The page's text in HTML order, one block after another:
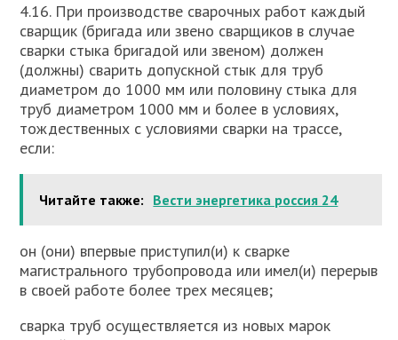
4.16. При производстве сварочных работ каждый
сварщик (бригада или звено сварщиков в случае
сварки стыка бригадой или звеном) должен
(должны) сварить допускной стык для труб
диаметром до 1000 мм или половину стыка для
труб диаметром 1000 мм и более в условиях,
тождественных с условиями сварки на трассе,
если:
Читайте также: Вести энергетика россия 24
он (они) впервые приступил(и) к сварке
магистрального трубопровода или имел(и) перерыв
в своей работе более трех месяцев;
сварка труб осуществляется из новых марок